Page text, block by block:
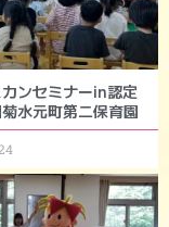
ンセミナーin認定
水元町第二保育園